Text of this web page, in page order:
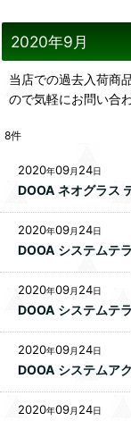
2020年9月
当店での過去入荷商
ので気軽にお問い合
8件
2020年09月 24日
DOOA ネオグラ
2020年09月 24日
DOOA システム
2020年09月 24日
DOOA システムテ
2020年09月 24日
DOOA システム
2020年09月 24日